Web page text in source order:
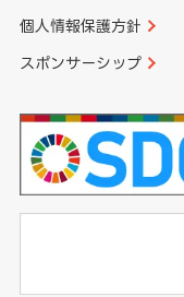
個人情報保護方針
スポンサーシップ